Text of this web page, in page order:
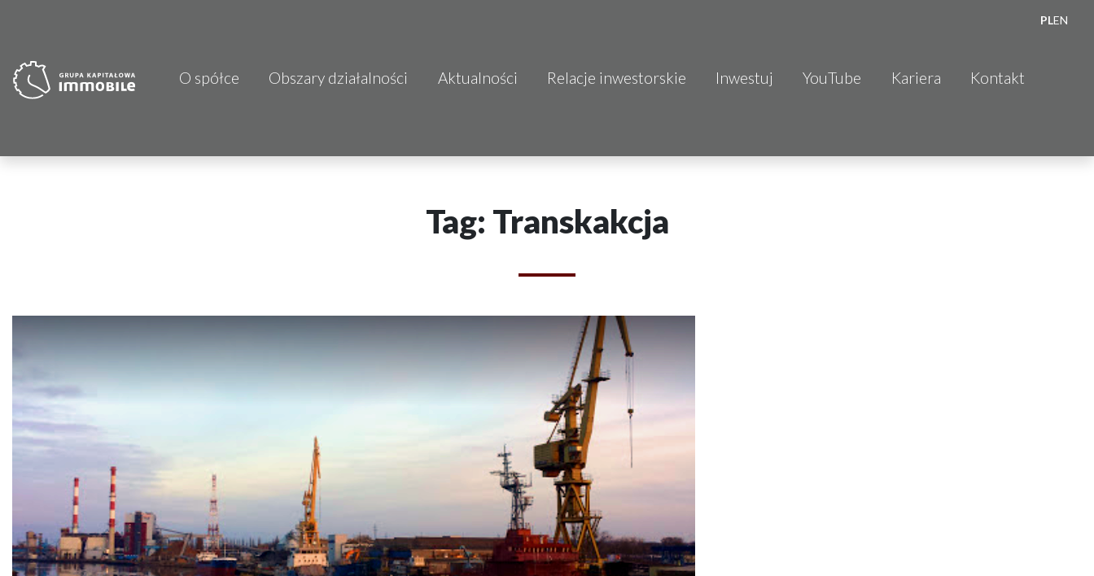
O spółce Obszary działalności
CDI KB Sp. z o.o.
Projprzem Budownictwo
Fundacja Immo
Aktualności Relacje inwestorskie Inwestuj YouTube Kariera Kontakt
PLEN
Tag: Transkakcja